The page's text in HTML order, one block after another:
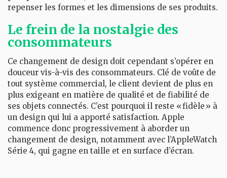
repenser les formes et les dimensions de ses produits.
Le frein de la nostalgie des
consommateurs
Ce changement de design doit cependant s’opérer en
douceur vis-à-vis des consommateurs. Clé de voûte de
tout système commercial, le client devient de plus en
plus exigeant en matière de qualité et de fiabilité de
ses objets connectés. C’est pourquoi il reste « fidèle » à
un design qui lui a apporté satisfaction. Apple
commence donc progressivement à aborder un
changement de design, notamment avec l’AppleWatch
Série 4, qui gagne en taille et en surface d’écran.